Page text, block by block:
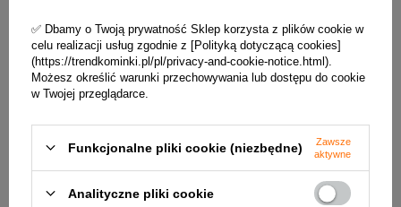
✅ Dbamy o Twoją prywatność Sklep korzysta z plików cookie w
celu realizacji usług zgodnie z [Polityką dotyczącą cookies]
(https://trendkominki.pl/pl/privacy-and-cookie-notice.html).
Możesz określić warunki przechowywania lub dostępu do cookie
w Twojej przeglądarce.
Funkcjonalne pliki cookie (niezbędne)
Zawsze
aktywne
Analityczne pliki cookie